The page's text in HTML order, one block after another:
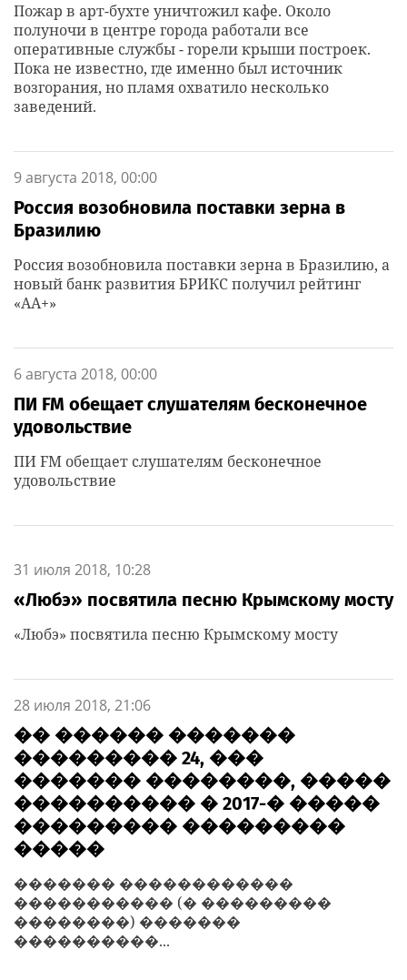
Пожар в арт-бухте уничтожил кафе. Около
полуночи в центре города работали все
оперативные службы - горели крыши построек.
Пока не известно, где именно был источник
возгорания, но пламя охватило несколько
заведений.
9 августа 2018, 00:00
Россия возобновила поставки зерна в
Бразилию
Россия возобновила поставки зерна в Бразилию, а
новый банк развития БРИКС получил рейтинг
«АА+»
6 августа 2018, 00:00
ПИ FM обещает слушателям бесконечное
удовольствие
ПИ FM обещает слушателям бесконечное
удовольствие
31 июля 2018, 10:28
«Любэ» посвятила песню Крымскому мосту
«Любэ» посвятила песню Крымскому мосту
28 июля 2018, 21:06
�� ������ �������
��������� 24, ���
������� ��������, �����
���������� � 2017-� �����
��������� ���������
�����
������� ������������
����������� (� ���������
��������) �������
����������...